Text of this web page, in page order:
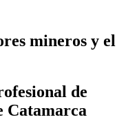
mineros y el
de
Catamarca